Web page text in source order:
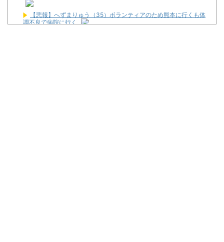
【悲報】へずまりゅう（35）ボランティアのため熊本に行くも体
調不良で病院に行く